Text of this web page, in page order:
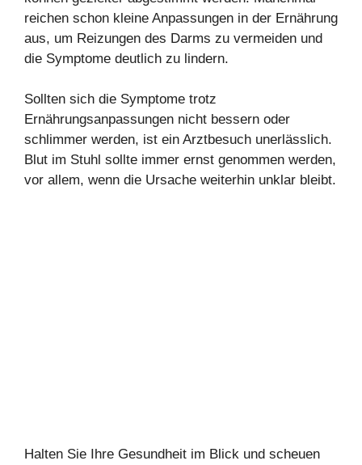
reichen schon kleine Anpassungen in der Ernährung
aus, um Reizungen des Darms zu vermeiden und
die Symptome deutlich zu lindern.
Sollten sich die Symptome trotz
Ernährungsanpassungen nicht bessern oder
schlimmer werden, ist ein Arztbesuch unerlässlich.
Blut im Stuhl sollte immer ernst genommen werden,
vor allem, wenn die Ursache weiterhin unklar bleibt.
Halten Sie Ihre Gesundheit im Blick und scheuen